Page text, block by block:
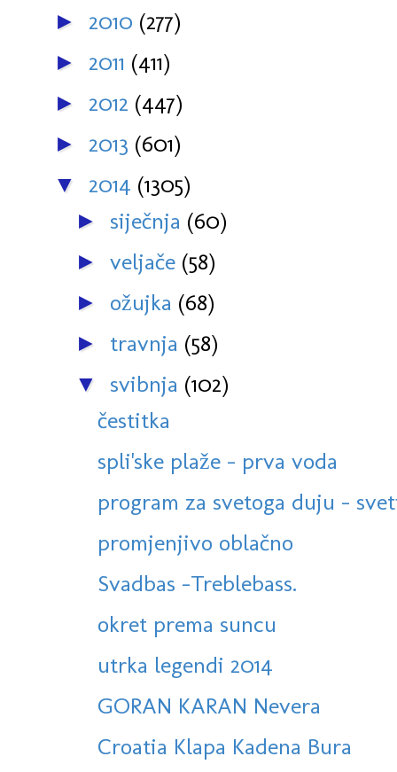
► 2010 (277)
► 2011 (411)
► 2012 (447)
► 2013 (601)
▼ 2014 (1305)
► siječnja (60)
► veljače (58)
► ožujka (68)
► travnja (58)
▼ svibnja (102)
čestitka
spli'ske plaže - prva voda
program za svetoga duju -
promjenjivo oblačno
Svadbas -Treblebass.
okret prema suncu
utrka legendi 2014
GORAN KARAN Nevera
Croatia Klapa Kadena Bura